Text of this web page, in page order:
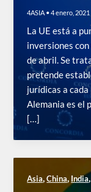
4ASIA •4 enero, 2021
La UE está a
inversiones
de abril. Se
pretende
jurídicas a
Alemania es el
[…]
Asia,China, India